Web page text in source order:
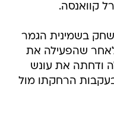
קוואנסה.
בשמינית הגמר
שהפעילה את
שלה ודחתה את עונש
הרחקתו מול